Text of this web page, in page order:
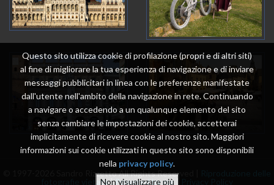
© 1997-2026 Sandro Rizzetto All Rights Reserved |
fotografie vietata|Powered by me
Questo sito utilizza cookie di profilazione (propri e di altri siti)
al fine di migliorare la tua esperienza di navigazione e di inviare
messaggi pubblicitari in linea con le preferenze manifestate
dall'utente nell'ambito della navigazione in rete. Continuando
a navigare o accedendo a un qualunque elemento del sito
senza cambiare le impostazioni dei cookie, accetterai
implicitamente di ricevere cookie al nostro sito. Maggiori
informazioni sui cookie utilizzati in questo sito sono disponibili
nella privacy policy.